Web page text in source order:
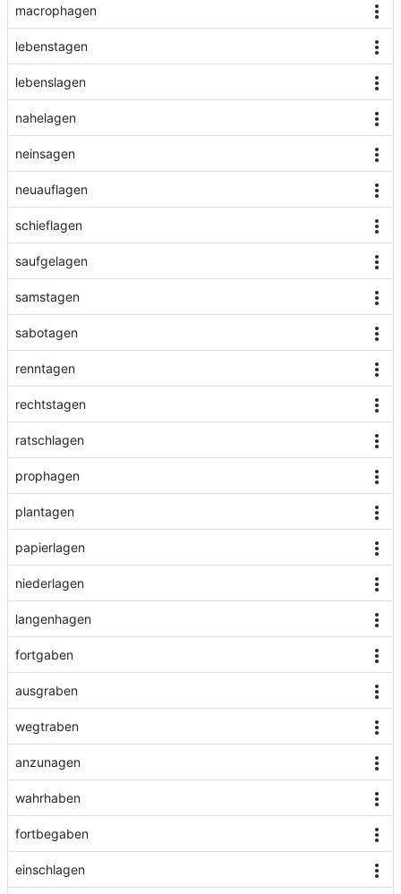
macrophagen
lebenstagen
lebenslagen
nahelagen
neinsagen
neuauflagen
schieflagen
saufgelagen
samstagen
sabotagen
renntagen
rechtstagen
ratschlagen
prophagen
plantagen
papierlagen
niederlagen
langenhagen
fortgaben
ausgraben
wegtraben
anzunagen
wahrhaben
fortbegaben
einschlagen